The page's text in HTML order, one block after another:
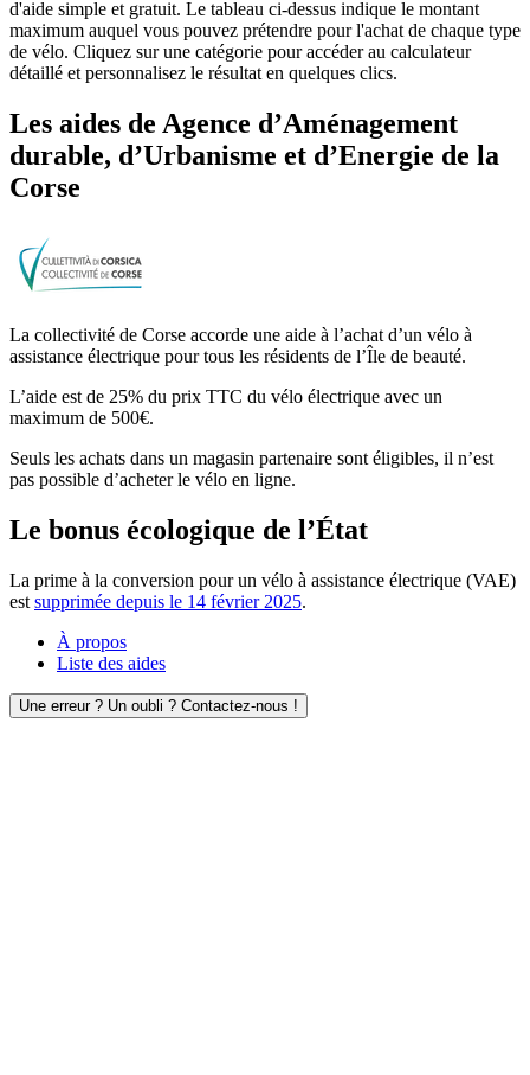
d'aide simple et gratuit. Le tableau ci-dessus indique le montant
maximum auquel vous pouvez prétendre pour l'achat de chaque type
de vélo. Cliquez sur une catégorie pour accéder au calculateur
détaillé et personnalisez le résultat en quelques clics.
Les aides de Agence d’Aménagement
durable, d’Urbanisme et d’Energie de la
Corse
La collectivité de Corse accorde une aide à l’achat d’un vélo à
assistance électrique pour tous les résidents de l’Île de beauté.
L’aide est de 25% du prix TTC du vélo électrique avec un
maximum de 500€.
Seuls les achats dans un magasin partenaire sont éligibles, il n’est
pas possible d’acheter le vélo en ligne.
Le bonus écologique de l’État
La prime à la conversion pour un vélo à assistance électrique (VAE)
est supprimée depuis le 14 février 2025.
À propos
Liste des aides
Une erreur ? Un oubli ? Contactez-nous !